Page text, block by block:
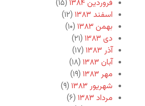
فروردین ۱۳۸۴
(۱۵)
اسفند ۱۳۸۳
(۱۲)
بهمن ۱۳۸۳
(۱۰)
دی ۱۳۸۳
(۲۱)
آذر ۱۳۸۳
(۱۷)
آبان ۱۳۸۳
(۱۸)
مهر ۱۳۸۳
(۱۹)
شهریور ۱۳۸۳
(۹)
مرداد ۱۳۸۳
(۶)